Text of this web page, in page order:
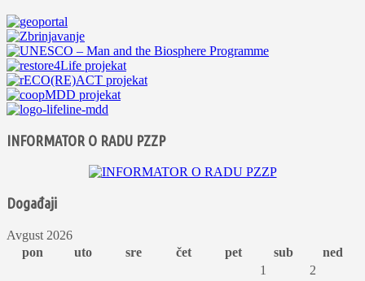
INFORMATOR O RADU PZZP
Događaji
Avgust 2026
pon
uto sre čet pet sub
ned
1
2